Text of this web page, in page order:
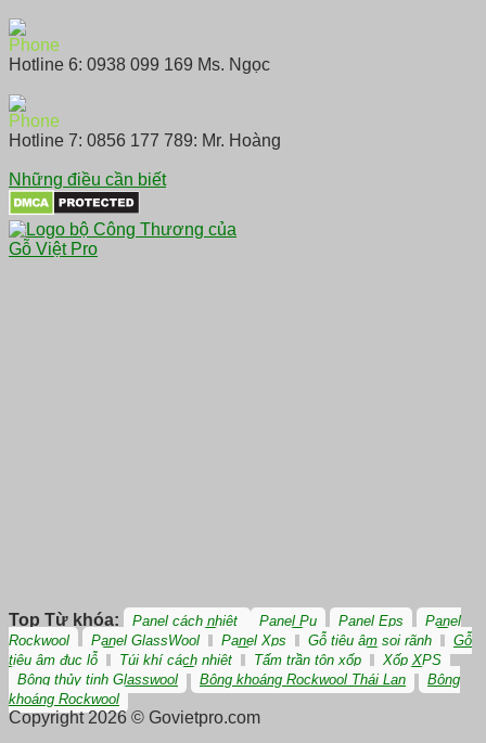
Hotline 6: 0938 099 169 Ms. Ngọc
Hotline 7: 0856 177 789: Mr. Hoàng
Những điều cần biết
Top Từ khóa: Panel cách nhiệt Panel Pu Panel Eps
Panel
Rockwool
Panel GlassWool Panel Xps Gỗ tiêu âm soi rãnh
Gỗ
tiêu âm đục lỗ
Túi khí cách nhiệt Tấm trần tôn xốp
Xốp XPS
Bông thủy tinh Glasswool
Bông khoáng Rockwool Thái Lan
Bông
khoáng Rockwool
Copyright 2026 © Govietpro.com